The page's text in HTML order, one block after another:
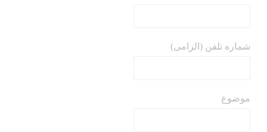
شماره تلفن (الزامی)
موضوع